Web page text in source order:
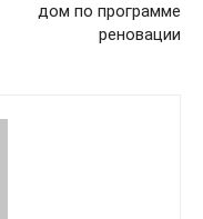
дом по программе
реновации